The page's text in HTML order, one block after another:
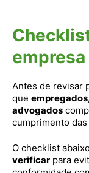
Antes de revisar
que
advogados
cumprimento
O checklist
verificar para